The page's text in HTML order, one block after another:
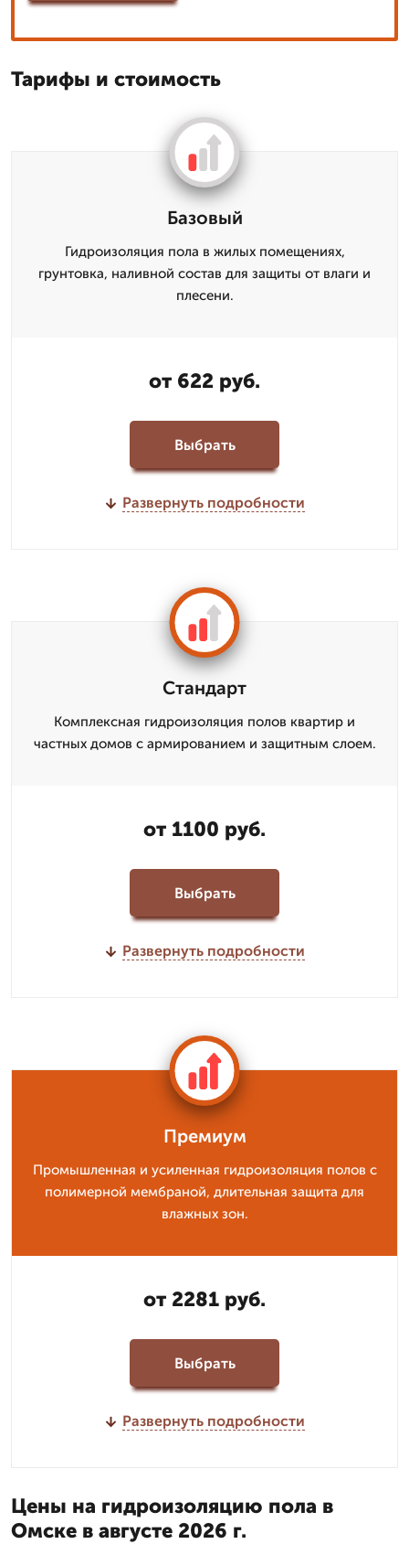
Тарифы и стоимость
Базовый
Гидроизоляция пола в жилых помещениях,
грунтовка, наливной состав для защиты от влаги и
плесени.
от 622 руб.
Выбрать
Развернуть подробности
Стандарт
Комплексная гидроизоляция полов квартир и
частных домов с армированием и защитным слоем.
от 1100 руб.
Выбрать
Развернуть подробности
Премиум
Промышленная и усиленная гидроизоляция полов с
полимерной мембраной, длительная защита для
влажных зон.
от 2281 руб.
Выбрать
Развернуть подробности
Цены на гидроизоляцию пола в
Омске в августе 2026 г.